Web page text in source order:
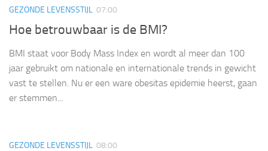
GEZONDE LEVENSSTIJL 07:00
Hoe betrouwbaar is de BMI?
BMI staat voor Body Mass Index en wordt al meer dan 100
jaar gebruikt om nationale en internationale trends in gewicht
vast te stellen. Nu er een ware obesitas epidemie heerst, gaan
er stemmen...
GEZONDE LEVENSSTIJL 08:00